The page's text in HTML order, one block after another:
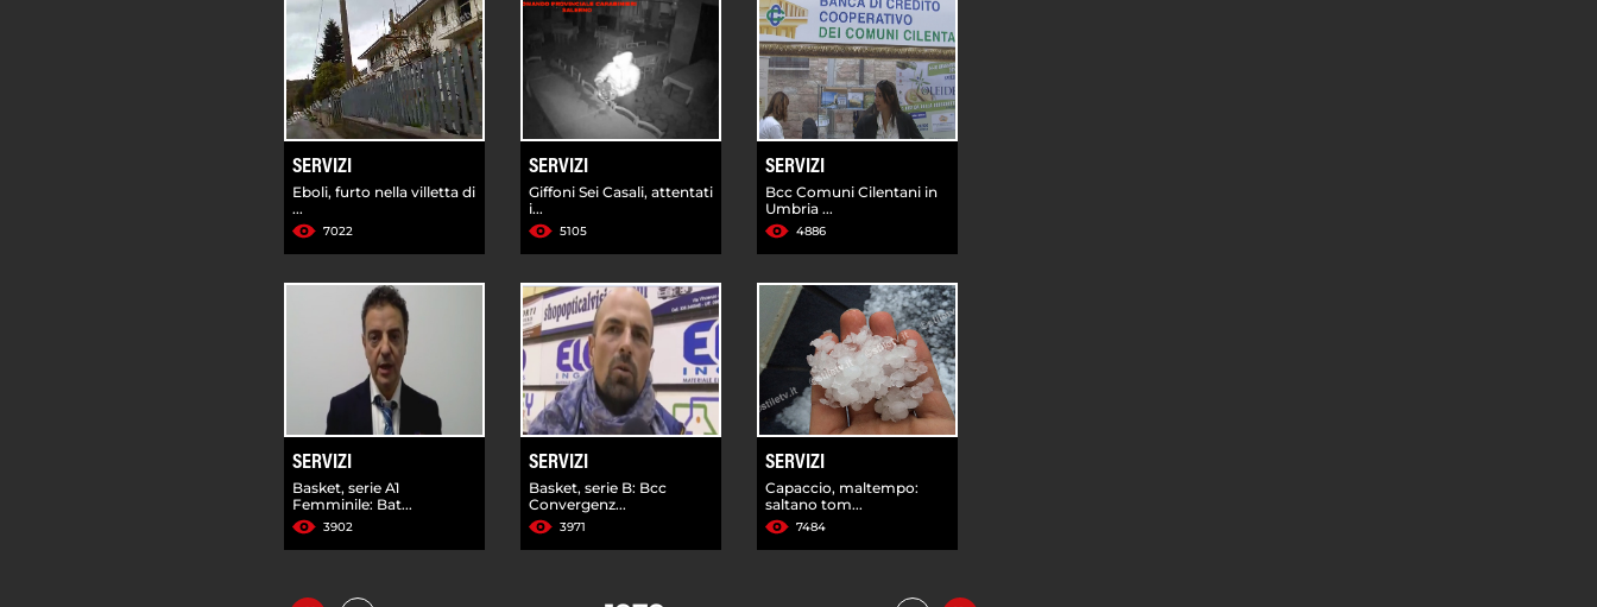
SERVIZI
Eboli, furto nella villetta di
...
7022
SERVIZI
Giffoni Sei Casali, attentati
i...
5105
SERVIZI
Bcc Comuni Cilentani in
Umbria ...
4886
SERVIZI
Basket, serie A1
Femminile: Bat...
3902
SERVIZI
Basket, serie B: Bcc
Convergenz...
3971
SERVIZI
Capaccio, maltempo:
saltano tom...
7484